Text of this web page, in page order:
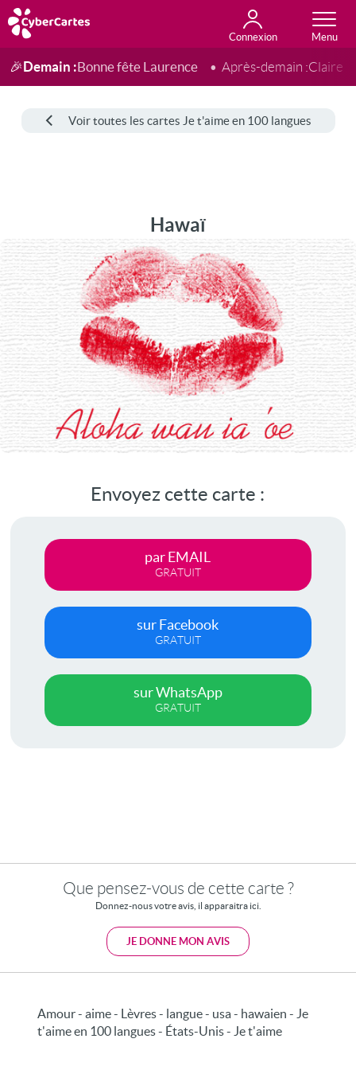
Connexion
Anniversaire
Fête du jour
Amour
Amitié
Merci
Toutes les cartes
🎉Demain :Bonne fête Laurence Après-demain :Claire
Voir toutes les cartes Je t'aime en 100 langues
Hawaï
Envoyez cette carte :
par EMAIL
GRATUIT
sur Facebook
GRATUIT
sur WhatsApp
GRATUIT
Que pensez-vous de cette carte ?
Donnez-nous votre avis, il apparaitra ici.
JE DONNE MON AVIS
Amour - aime - Lèvres - langue - usa - hawaien - Je
t'aime en 100 langues - États-Unis - Je t'aime